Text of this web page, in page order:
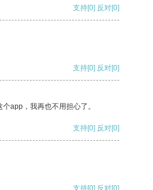
支持[0] 反对[0]
支持[0] 反对[0]
app，我再也不用担心了。
支持[0] 反对[0]
支持[0] 反对[0]